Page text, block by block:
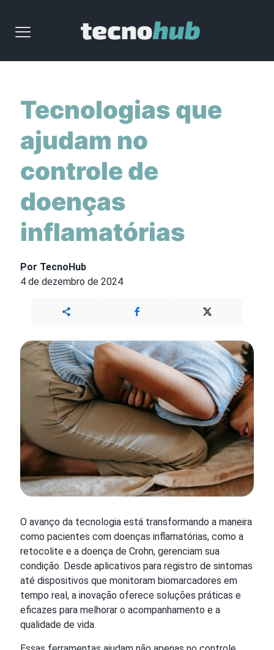
Tecnologias que
ajudam no
controle de
doenças
inflamatórias
Por TecnoHub
4 de dezembro de 2024
O avanço da tecnologia está transformando a maneira
como pacientes com doenças inflamatórias, como a
retocolite e a doença de Crohn, gerenciam sua
condição. Desde aplicativos para registro de sintomas
até dispositivos que monitoram biomarcadores em
tempo real, a inovação oferece soluções práticas e
eficazes para melhorar o acompanhamento e a
qualidade de vida.